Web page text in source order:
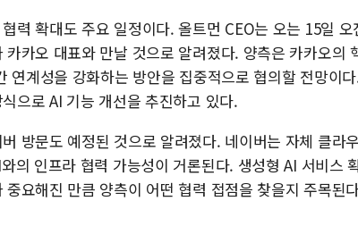
력 확대도 주요 일정이다. 올트먼 CEO는 오는 15일
카카오 대표와 만날 것으로 알려졌다. 양측은 카카오의
연계성을 강화하는 방안을 집중적으로 협의할 전망이
으로 AI 기능 개선을 추진하고 있다.
방문도 예정된 것으로 알려졌다. 네이버는 자체 클라
의 인프라 협력 가능성이 거론된다. 생성형 AI 서비스
중요해진 만큼 양측이 어떤 협력 접점을 찾을지 주목된